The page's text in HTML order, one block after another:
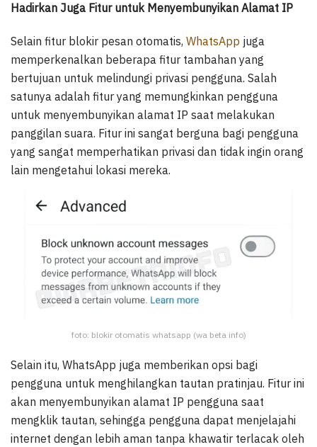
Hadirkan Juga Fitur untuk Menyembunyikan Alamat IP
Selain fitur blokir pesan otomatis, WhatsApp juga
memperkenalkan beberapa fitur tambahan yang
bertujuan untuk melindungi privasi pengguna. Salah
satunya adalah fitur yang memungkinkan pengguna
untuk menyembunyikan alamat IP saat melakukan
panggilan suara. Fitur ini sangat berguna bagi pengguna
yang sangat memperhatikan privasi dan tidak ingin orang
lain mengetahui lokasi mereka.
foto: blokir otomatis whatsapp (wa beta info)
Selain itu, WhatsApp juga memberikan opsi bagi
pengguna untuk menghilangkan tautan pratinjau. Fitur ini
akan menyembunyikan alamat IP pengguna saat
mengklik tautan, sehingga pengguna dapat menjelajahi
internet dengan lebih aman tanpa khawatir terlacak oleh